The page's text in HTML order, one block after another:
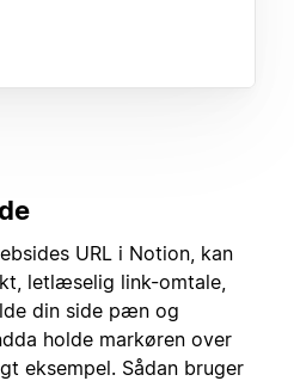
URL i Notion, kan
letlæselig link-omtale,
din side pæn og
holde markøren over
eksempel. Sådan bruger